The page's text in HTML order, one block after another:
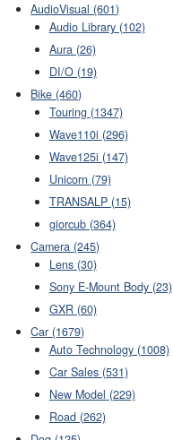
AudioVisual (601)
Audio Library (102)
Aura (26)
DI/O (19)
Bike (460)
Touring (1347)
Wave110i (296)
Wave125i (147)
Unicorn (79)
TRANSALP (15)
giorcub (364)
Camera (245)
Lens (30)
Sony E-Mount Body (23)
GXR (60)
Car (1679)
Auto Technology (1008)
Car Sales (531)
New Model (229)
Road (262)